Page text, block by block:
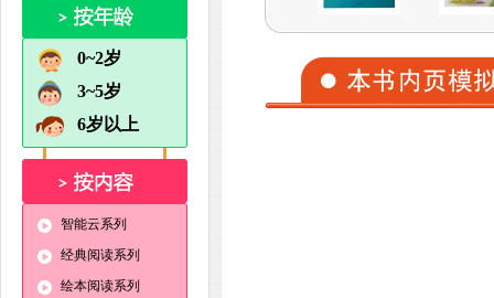
0~2岁
3~5岁
6岁以上
智能云系列
经典阅读系列
绘本阅读系列